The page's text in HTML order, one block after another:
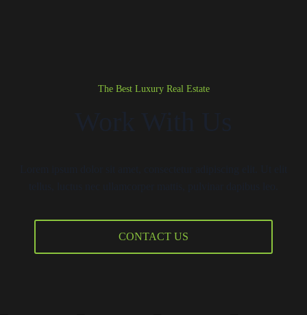
The Best Luxury Real Estate
CONTACT US